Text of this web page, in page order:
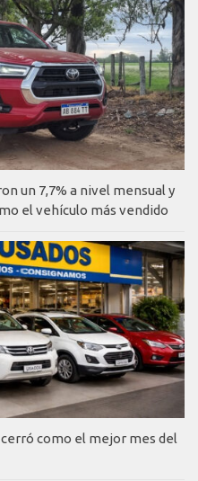
un 7,7% a nivel mensual y
el vehículo más vendido
como el mejor mes del